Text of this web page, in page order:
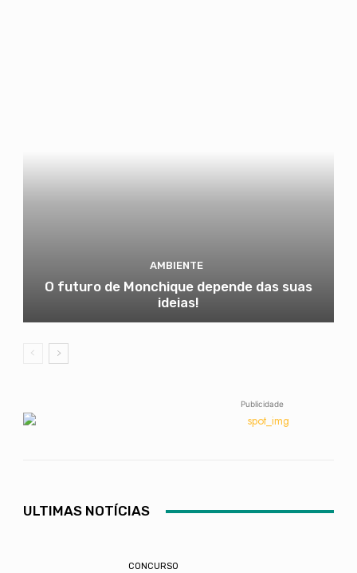
AMBIENTE
O futuro de Monchique depende das suas
ideias!
Publicidade
ULTIMAS NOTÍCIAS
CONCURSO